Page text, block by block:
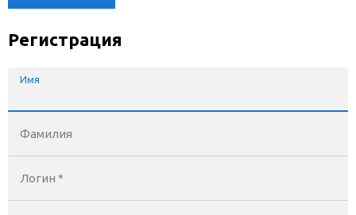
Регистрация
Имя
Фамилия
Логин *